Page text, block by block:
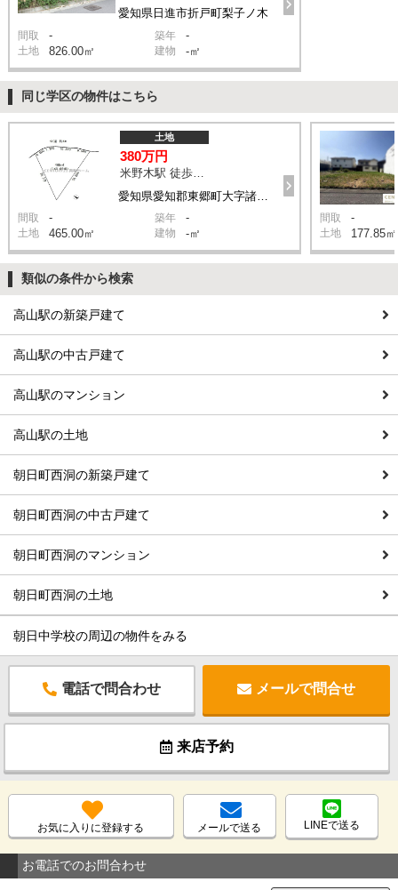
愛知県日進市折戸町梨子ノ木
間取 - 築年 -
土地 826.00㎡ 建物 -㎡
同じ学区の物件はこちら
土地
380万円
米野木駅 徒歩13分
間取 - 築年 -
土地 465.00㎡ 建物 -㎡
間取 -
土地 177.85㎡
類似の条件から検索
高山駅の新築戸建て
高山駅の中古戸建て
高山駅のマンション
高山駅の土地
朝日町西洞の新築戸建て
朝日町西洞の中古戸建て
朝日町西洞のマンション
朝日町西洞の土地
朝日中学校の周辺の物件をみる
電話で問合わせ メールで問合せ
来店予約
お気に入りに登録する メールで送る LINEで送る
お電話でのお問合わせ